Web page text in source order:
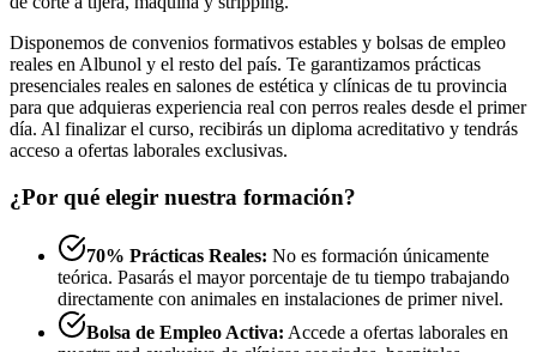
Disponemos de convenios formativos estables y bolsas de empleo
reales en Albunol y el resto del país. Te garantizamos prácticas
presenciales reales en salones de estética y clínicas de tu provincia
para que adquieras experiencia real con perros reales desde el primer
día. Al finalizar el curso, recibirás un diploma acreditativo y tendrás
acceso a ofertas laborales exclusivas.
¿Por qué elegir nuestra formación?
70% Prácticas Reales: No es formación únicamente
teórica. Pasarás el mayor porcentaje de tu tiempo trabajando
directamente con animales en instalaciones de primer nivel.
Bolsa de Empleo Activa: Accede a ofertas laborales en